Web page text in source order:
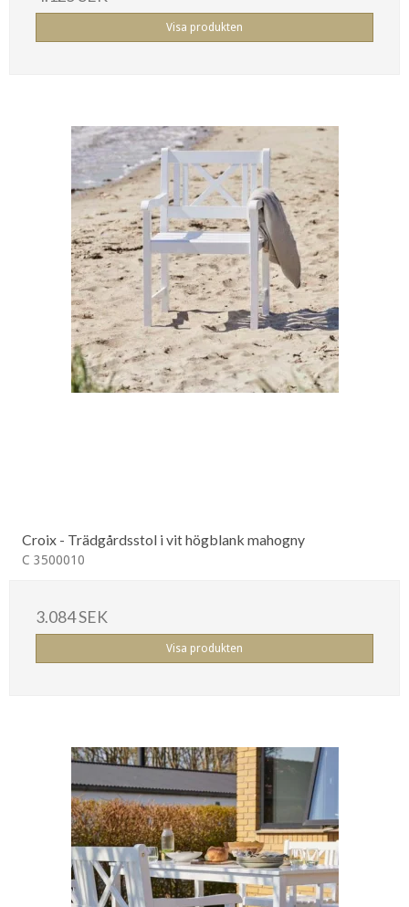
Visa produkten
Croix - Trädgårdsstol i vit högblank mahogny
C 3500010
3.084 SEK
Visa produkten